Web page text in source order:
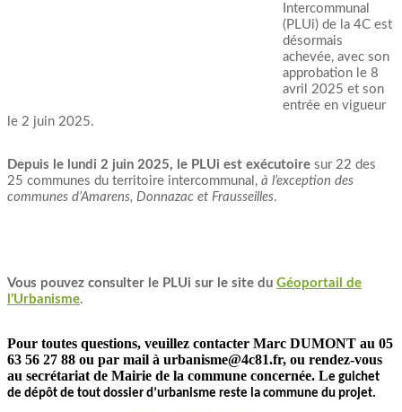
Intercommunal
(PLUi) de la 4C est
désormais
achevée, avec son
approbation le 8
avril 2025 et son
entrée en vigueur
le 2 juin 2025.
Depuis le lundi 2 juin 2025, le PLUi est exécutoire sur 22 des
25 communes du territoire intercommunal, à l’exception des
communes d’Amarens, Donnazac et Frausseilles.
Vous pouvez consulter le PLUi sur le site du Géoportail de
l’Urbanisme.
Pour toutes questions, veuillez contacter Marc DUMONT au 05
63 56 27 88 ou par mail à urbanisme@4c81.fr, ou rendez-vous
au secrétariat de Mairie de la commune concernée. Le guichet
de dépôt de tout dossier d’urbanisme reste la commune du projet.